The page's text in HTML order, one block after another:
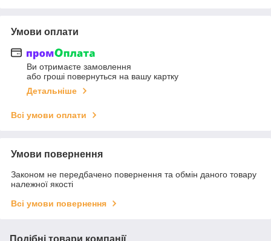
Умови оплати
Ви отримаєте замовлення
або гроші повернуться на вашу картку
Детальніше
Всі умови оплати
Умови повернення
Законом не передбачено повернення та обмін даного товару
належної якості
Всі умови повернення